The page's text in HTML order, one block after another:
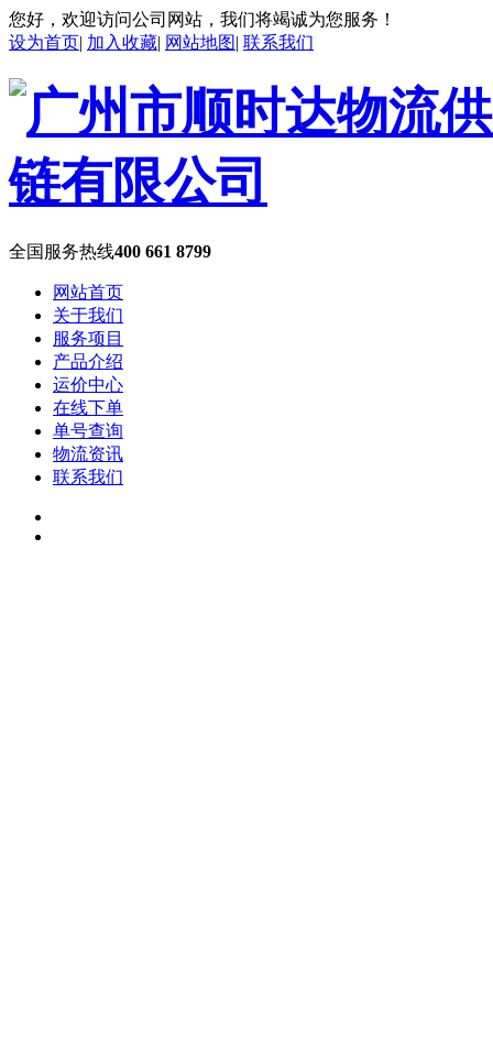
您好，欢迎访问公司网站，我们将竭诚为您服务！
设为首页| 加入收藏| 网站地图| 联系我们
全国服务热线400 661 8799
网站首页
关于我们
服务项目
产品介绍
运价中心
在线下单
单号查询
物流资讯
联系我们